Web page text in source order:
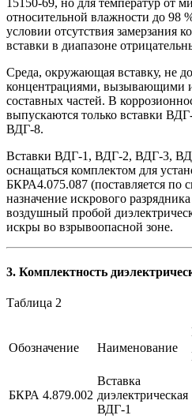
относительной влажности до 98
условии отсутствия замерзания
вставки в диапазоне
Среда, окружающая вставку, не
концентрациями, вызывающими
составных частей. В
выпускаются только вставки
ВДГ-8.
Вставки ВДГ-1, ВДГ-2, ВДГ-3,
оснащаться комплектом для
БКРА4.075.087 (поставляется по
назначение искрового
воздушный пробой
искры во взрывоопасной зоне.
3. Комплектность
Таблица 2
Обозначение Наименование
БКРА 4.879.002
Вставка
диэлектрическая
ВДГ-1